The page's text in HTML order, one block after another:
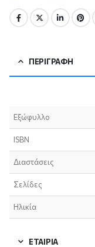
ΠΕΡΙΓΡΑΦΉ
Εξώφυλλο
ISBN
Διαστάσεις
Σελίδες
Ηλικία
ΕΤΑΙΡΊΑ